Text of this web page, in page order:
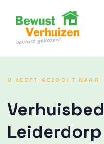
content
U HEEFT GEZOCHT NAAR
Leiderdorp